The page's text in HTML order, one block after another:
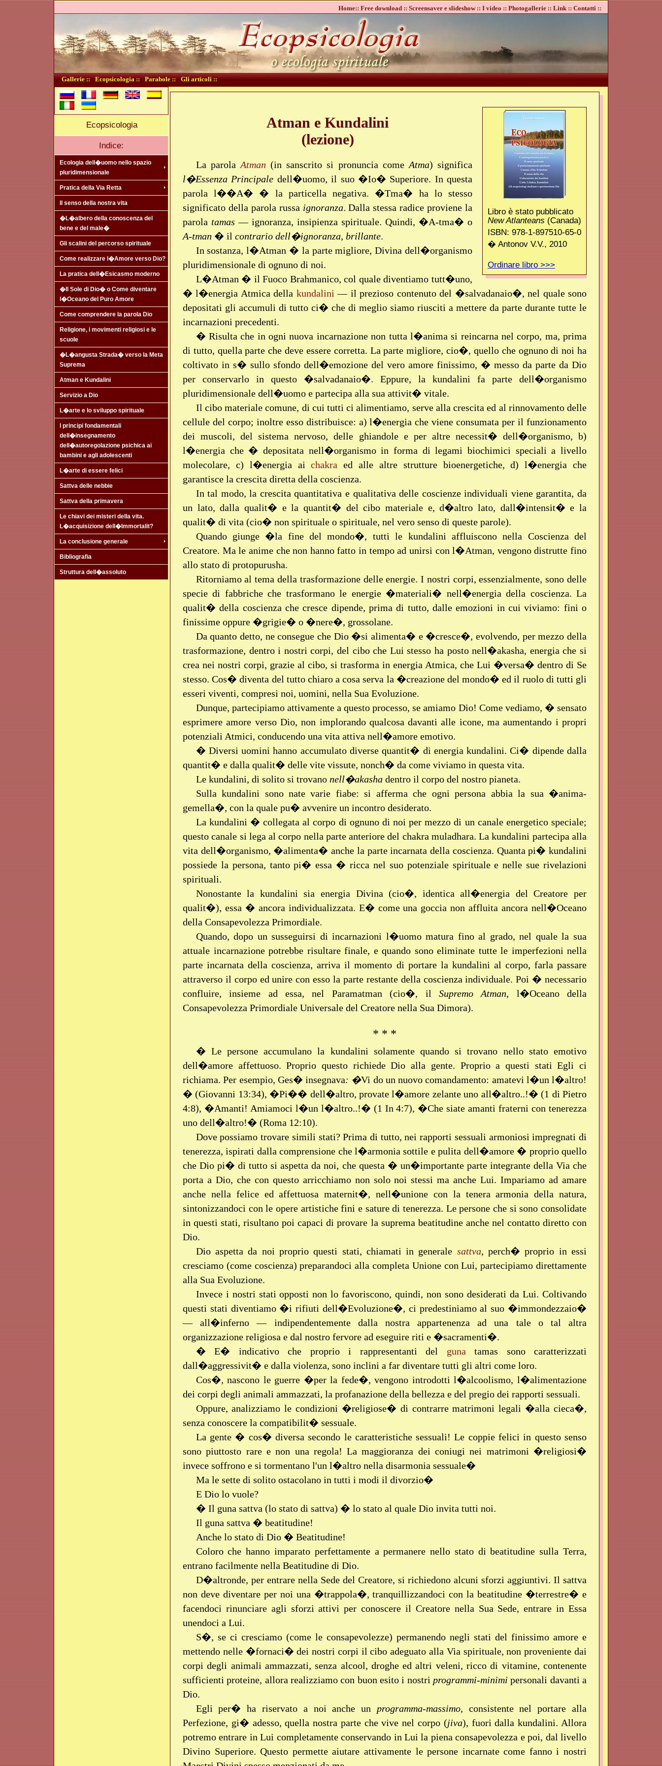
Home:: Free download :: Screensaver e slideshow :: I video :: Photogallerie :: Link :: Contatti ::
Gallerie :: Ecopsicologia :: Parabole :: Gli articoli ::
Ecopsicologia
Indice:
Ecologia dell�uomo nello spazio
pluridimensionale
Pratica della Via Retta
Il senso della nostra vita
�L�albero della conoscenza del
bene e del male�
Gli scalini del percorso spirituale
Come realizzare l�Amore verso Dio?
La pratica dell�Esicasmo moderno
�Il Sole di Dio� o Come diventare
l�Oceano del Puro Amore
Come comprendere la parola Dio
Religione, i movimenti religiosi e le
scuole
�L�angusta Strada� verso la Meta
Suprema
Atman e Kundalini
Servizio a Dio
L�arte e lo sviluppo spirituale
I principi fondamentali
dell�insegnamento
dell�autoregolazione psichica ai
bambini e agli adolescenti
L�arte di essere felici
Sattva delle nebbie
Sattva della primavera
Le chiavi dei misteri della vita.
L�acquisizione dell�Immortalit?
La conclusione generale
Bibliografia
Struttura dell�assoluto
Libro è stato pubblicato
New Atlanteans (Canada)
ISBN: 978-1-897510-65-0
� Antonov V.V., 2010
Ordinare libro >>>
Atman e Kundalini
(lezione)
La parola Atman (in sanscrito si pronuncia come Atma) significa
l�Essenza Principale dell�uomo, il suo �Io� Superiore. In questa
parola l��A� � la particella negativa. �Tma� ha lo stesso
significato della parola russa ignoranza. Dalla stessa radice proviene la
parola tamas — ignoranza, insipienza spirituale. Quindi, �A-tma� o
A-tman � il contrario dell�ignoranza, brillante.
In sostanza, l�Atman � la parte migliore, Divina dell�organismo
pluridimensionale di ognuno di noi.
L�Atman � il Fuoco Brahmanico, col quale diventiamo tutt�uno,
� l�energia Atmica della kundalini — il prezioso contenuto del �salvadanaio�, nel quale sono
depositati gli accumuli di tutto ci� che di meglio siamo riusciti a mettere da parte durante tutte le
incarnazioni precedenti.
� Risulta che in ogni nuova incarnazione non tutta l�anima si reincarna nel corpo, ma, prima
di tutto, quella parte che deve essere corretta. La parte migliore, cio�, quello che ognuno di noi ha
coltivato in s� sullo sfondo dell�emozione del vero amore finissimo, � messo da parte da Dio
per conservarlo in questo �salvadanaio�. Eppure, la kundalini fa parte dell�organismo
pluridimensionale dell�uomo e partecipa alla sua attivit� vitale.
Il cibo materiale comune, di cui tutti ci alimentiamo, serve alla crescita ed al rinnovamento delle
cellule del corpo; inoltre esso distribuisce: a) l�energia che viene consumata per il funzionamento
dei muscoli, del sistema nervoso, delle ghiandole e per altre necessit� dell�organismo, b)
l�energia che � depositata nell�organismo in forma di legami biochimici speciali a livello
molecolare, c) l�energia aichakra ed alle altre strutture bioenergetiche, d) l�energia che
garantisce la crescita diretta della coscienza.
In tal modo, la crescita quantitativa e qualitativa delle coscienze individuali viene garantita, da
un lato, dalla qualit� e la quantit� del cibo materiale e, d�altro lato, dall�intensit� e la
qualit� di vita (cio� non spirituale o spirituale, nel vero senso di queste parole).
Quando giunge �la fine del mondo�, tutti le kundalini affluiscono nella Coscienza del
Creatore. Ma le anime che non hanno fatto in tempo ad unirsi con l�Atman, vengono distrutte fino
allo stato di protopurusha.
Ritorniamo al tema della trasformazione delle energie. I nostri corpi, essenzialmente, sono delle
specie di fabbriche che trasformano le energie �materiali� nell�energia della coscienza. La
qualit� della coscienza che cresce dipende, prima di tutto, dalle emozioni in cui viviamo: fini o
finissime oppure �grigie� o �nere�, grossolane.
Da quanto detto, ne consegue che Dio �si alimenta� e �cresce�, evolvendo, per mezzo della
trasformazione, dentro i nostri corpi, del cibo che Lui stesso ha posto nell�akasha, energia che si
crea nei nostri corpi, grazie al cibo, si trasforma in energia Atmica, che Lui �versa� dentro di Se
stesso. Cos� diventa del tutto chiaro a cosa serva la �creazione del mondo� ed il ruolo di tutti gli
esseri viventi, compresi noi, uomini, nella Sua Evoluzione.
Dunque, partecipiamo attivamente a questo processo, se amiamo Dio! Come vediamo, � sensato
esprimere amore verso Dio, non implorando qualcosa davanti alle icone, ma aumentando i propri
potenziali Atmici, conducendo una vita attiva nell�amore emotivo.
� Diversi uomini hanno accumulato diverse quantit� di energia kundalini. Ci� dipende dalla
quantit� e dalla qualit� delle vite vissute, nonch� da come viviamo in questa vita.
Le kundalini, di solito si trovano nell�akashadentro il corpo del nostro pianeta.
Sulla kundalini sono nate varie fiabe: si afferma che ogni persona abbia la sua �anima-
gemella�, con la quale pu� avvenire un incontro desiderato.
La kundalini � collegata al corpo di ognuno di noi per mezzo di un canale energetico speciale;
questo canale si lega al corpo nella parte anteriore del chakra muladhara. La kundalini partecipa alla
vita dell�organismo, �alimenta� anche la parte incarnata della coscienza. Quanta pi� kundalini
possiede la persona, tanto pi� essa � ricca nel suo potenziale spirituale e nelle sue rivelazioni
spirituali.
Nonostante la kundalini sia energia Divina (cio�, identica all�energia del Creatore per
qualit�), essa � ancora individualizzata. E� come una goccia non affluita ancora nell�Oceano
della Consapevolezza Primordiale.
Quando, dopo un susseguirsi di incarnazioni l�uomo matura fino al grado, nel quale la sua
attuale incarnazione potrebbe risultare finale, e quando sono eliminate tutte le imperfezioni nella
parte incarnata della coscienza, arriva il momento di portare la kundalini al corpo, farla passare
attraverso il corpo ed unire con esso la parte restante della coscienza individuale. Poi � necessario
confluire, insieme ad essa, nel Paramatman (cio�, il Supremo Atman, l�Oceano della
Consapevolezza Primordiale Universale del Creatore nella Sua Dimora).
* * *
� Le persone accumulano la kundalini solamente quando si trovano nello stato emotivo
dell�amore affettuoso. Proprio questo richiede Dio alla gente. Proprio a questi stati Egli ci
richiama. Per esempio, Ges� insegnava: �Vi do un nuovo comandamento: amatevi l�un l�altro!
� (Giovanni 13:34), �Pi�� dell�altro, provate l�amore zelante uno all�altro..!� (1 di Pietro
4:8), �Amanti! Amiamoci l�un l�altro..!� (1 In 4:7), �Che siate amanti fraterni con tenerezza
uno dell�altro!� (Roma 12:10).
Dove possiamo trovare simili stati? Prima di tutto, nei rapporti sessuali armoniosi impregnati di
tenerezza, ispirati dalla comprensione che l�armonia sottile e pulita dell�amore � proprio quello
che Dio pi� di tutto si aspetta da noi, che questa � un�importante parte integrante della Via che
porta a Dio, che con questo arricchiamo non solo noi stessi ma anche Lui. Impariamo ad amare
anche nella felice ed affettuosa maternit�, nell�unione con la tenera armonia della natura,
sintonizzandoci con le opere artistiche fini e sature di tenerezza. Le persone che si sono consolidate
in questi stati, risultano poi capaci di provare la suprema beatitudine anche nel contatto diretto con
Dio.
Dio aspetta da noi proprio questi stati, chiamati in generale sattva, perch� proprio in essi
cresciamo (come coscienza) preparandoci alla completa Unione con Lui, partecipiamo direttamente
alla Sua Evoluzione.
Invece i nostri stati opposti non lo favoriscono, quindi, non sono desiderati da Lui. Coltivando
questi stati diventiamo �i rifiuti dell�Evoluzione�, ci predestiniamo al suo �immondezzaio�
— all�inferno — indipendentemente dalla nostra appartenenza ad una tale o tal altra
organizzazione religiosa e dal nostro fervore ad eseguire riti e �sacramenti�.
� E� indicativo che proprio i rappresentanti del guna tamas sono caratterizzati
dall�aggressivit� e dalla violenza, sono inclini a far diventare tutti gli altri come loro.
Cos�, nascono le guerre �per la fede�, vengono introdotti l�alcoolismo, l�alimentazione
dei corpi degli animali ammazzati, la profanazione della bellezza e del pregio dei rapporti sessuali.
Oppure, analizziamo le condizioni �religiose� di contrarre matrimoni legali �alla cieca�,
senza conoscere la compatibilit� sessuale.
La gente � cos� diversa secondo le caratteristiche sessuali! Le coppie felici in questo senso
sono piuttosto rare e non una regola! La maggioranza dei coniugi nei matrimoni �religiosi�
invece soffrono e si tormentano l'un l�altro nella disarmonia sessuale�
Ma le sette di solito ostacolano in tutti i modi il divorzio�
E Dio lo vuole?
� Il guna sattva (lo stato di sattva) � lo stato al quale Dio invita tutti noi.
Il guna sattva � beatitudine!
Anche lo stato di Dio � Beatitudine!
Coloro che hanno imparato perfettamente a permanere nello stato di beatitudine sulla Terra,
entrano facilmente nella Beatitudine di Dio.
D�altronde, per entrare nella Sede del Creatore, si richiedono alcuni sforzi aggiuntivi. Il sattva
non deve diventare per noi una �trappola�, tranquillizzandoci con la beatitudine �terrestre� e
facendoci rinunciare agli sforzi attivi per conoscere il Creatore nella Sua Sede, entrare in Essa
unendoci a Lui.
S�, se ci cresciamo (come le consapevolezze) permanendo negli stati del finissimo amore e
mettendo nelle �fornaci� dei nostri corpi il cibo adeguato alla Via spirituale, non proveniente dai
corpi degli animali ammazzati, senza alcool, droghe ed altri veleni, ricco di vitamine, contenente
sufficienti proteine, allora realizziamo con buon esito i nostri programmi-minimi personali davanti a
Dio.
Egli per� ha riservato a noi anche un programma-massimo, consistente nel portare alla
Perfezione, gi� adesso, quella nostra parte che vive nel corpo (jiva), fuori dalla kundalini. Allora
potremo entrare in Lui completamente conservando in Lui la piena consapevolezza e poi, dal livello
Divino Superiore. Questo permette aiutare attivamente le persone incarnate come fanno i nostri